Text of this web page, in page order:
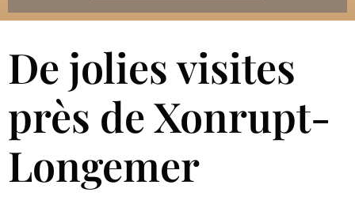
De jolies visites
près de Xonrupt-
Longemer​